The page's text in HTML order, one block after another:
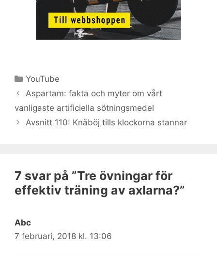
Kategorier
YouTube
Aspartam: fakta och myter om vårt
vanligaste artificiella sötningsmedel
Avsnitt 110: Knäböj tills klockorna stannar
7 svar på ”Tre övningar för
effektiv träning av axlarna?”
Abc
7 februari, 2018 kl. 13:06